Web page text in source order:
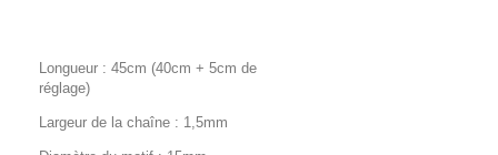
Longueur : 45cm (40cm + 5cm de
réglage)
Largeur de la chaîne : 1,5mm